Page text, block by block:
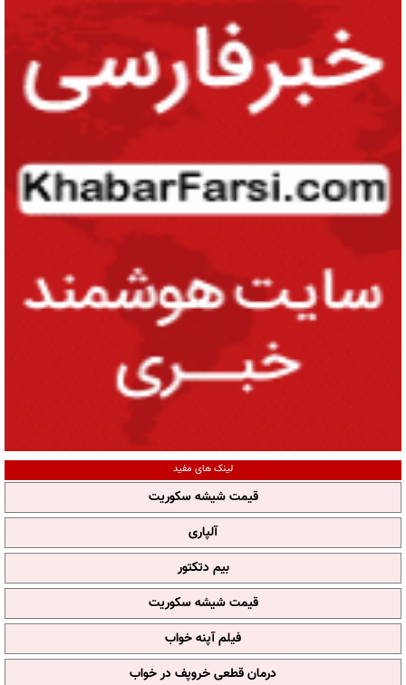
لینک های مفید
قیمت شیشه سکوریت
آلپاری
بیم دتکتور
قیمت شیشه سکوریت
فیلم آپنه خواب
درمان قطعی خروپف در خواب